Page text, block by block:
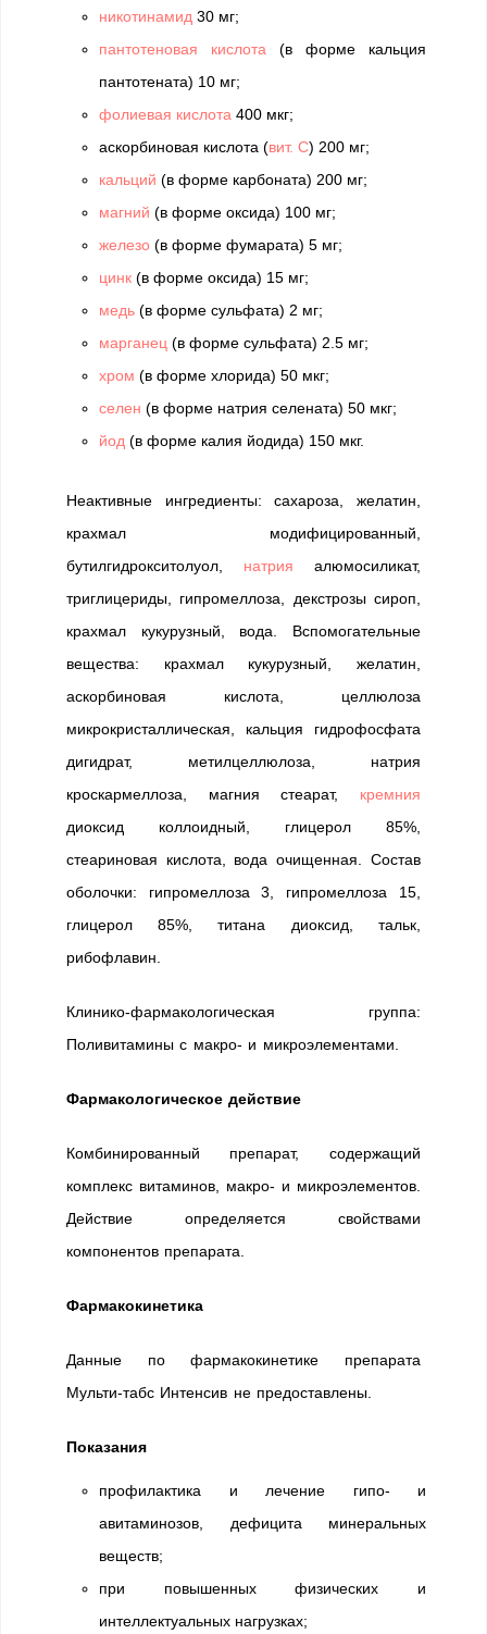
никотинамид 30 мг;
пантотеновая кислота (в форме кальция
пантотената) 10 мг;
фолиевая кислота 400 мкг;
аскорбиновая кислота (вит. C) 200 мг;
кальций (в форме карбоната) 200 мг;
магний (в форме оксида) 100 мг;
железо (в форме фумарата) 5 мг;
цинк (в форме оксида) 15 мг;
медь (в форме сульфата) 2 мг;
марганец (в форме сульфата) 2.5 мг;
хром (в форме хлорида) 50 мкг;
селен (в форме натрия селената) 50 мкг;
йод (в форме калия йодида) 150 мкг.
Неактивные ингредиенты: сахароза, желатин,
крахмал модифицированный,
бутилгидрокситолуол, натрия алюмосиликат,
триглицериды, гипромеллоза, декстрозы сироп,
крахмал кукурузный, вода. Вспомогательные
вещества: крахмал кукурузный, желатин,
аскорбиновая кислота, целлюлоза
микрокристаллическая, кальция гидрофосфата
дигидрат, метилцеллюлоза, натрия
кроскармеллоза, магния стеарат, кремния
диоксид коллоидный, глицерол 85%,
стеариновая кислота, вода очищенная. Состав
оболочки: гипромеллоза 3, гипромеллоза 15,
глицерол 85%, титана диоксид, тальк,
рибофлавин.
Клинико-фармакологическая группа:
Поливитамины с макро- и микроэлементами.
Фармакологическое действие
Комбинированный препарат, содержащий
комплекс витаминов, макро- и микроэлементов.
Действие определяется свойствами
компонентов препарата.
Фармакокинетика
Данные по фармакокинетике препарата
Мульти-табс Интенсив не предоставлены.
Показания
профилактика и лечение гипо- и
авитаминозов, дефицита минеральных
веществ;
при повышенных физических и
интеллектуальных нагрузках;